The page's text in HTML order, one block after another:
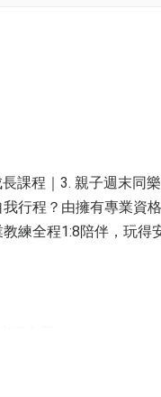
課程｜3. 親子週末同
行程？由擁有專業資
練全程1:8陪伴，玩
包括教練、膳食、活